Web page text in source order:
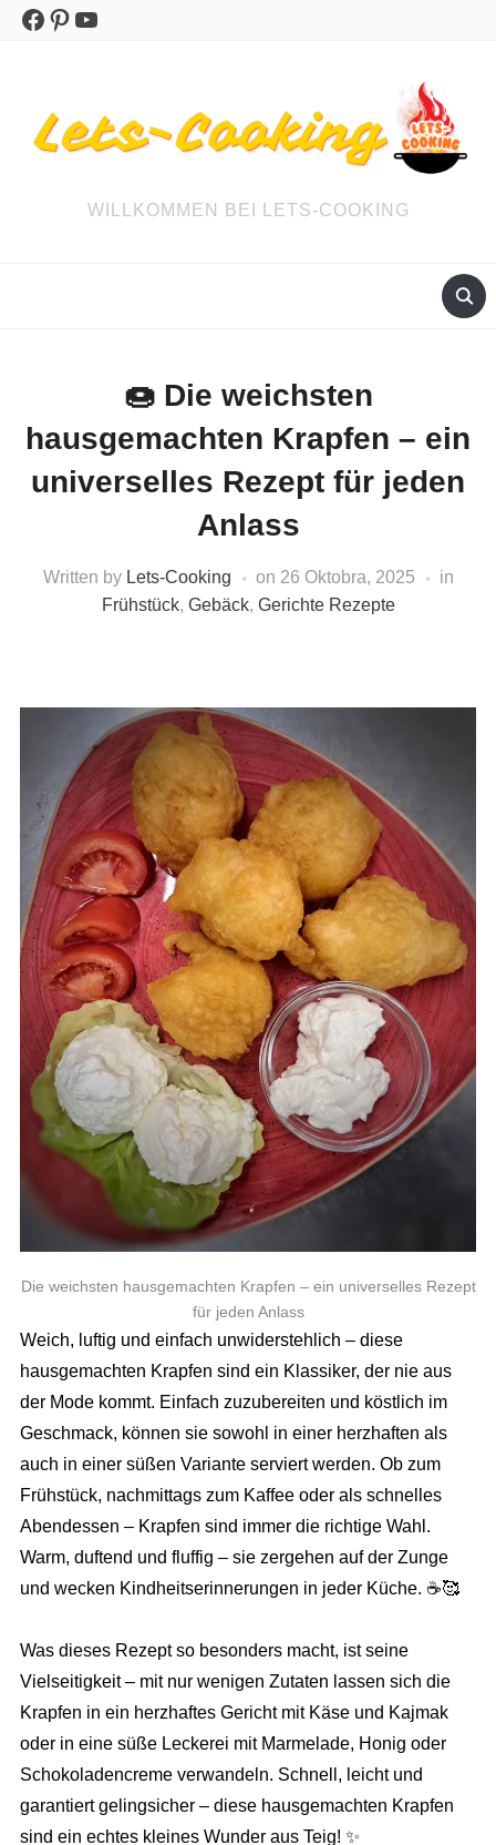
Facebook
Pinterest
YouTube
WILLKOMMEN BEI LETS-COOKING
🍩 Die weichsten
hausgemachten Krapfen – ein
universelles Rezept für jeden
Anlass
Written by Lets-Cooking on 26 Oktobra, 2025
in
Frühstück, Gebäck, Gerichte Rezepte
Die weichsten hausgemachten Krapfen – ein universelles Rezept
für jeden Anlass
Weich, luftig und einfach unwiderstehlich – diese
hausgemachten Krapfen sind ein Klassiker, der nie aus
der Mode kommt. Einfach zuzubereiten und köstlich im
Geschmack, können sie sowohl in einer herzhaften als
auch in einer süßen Variante serviert werden. Ob zum
Frühstück, nachmittags zum Kaffee oder als schnelles
Abendessen – Krapfen sind immer die richtige Wahl.
Warm, duftend und fluffig – sie zergehen auf der Zunge
und wecken Kindheitserinnerungen in jeder Küche. ☕🥰
Was dieses Rezept so besonders macht, ist seine
Vielseitigkeit – mit nur wenigen Zutaten lassen sich die
Krapfen in ein herzhaftes Gericht mit Käse und Kajmak
oder in eine süße Leckerei mit Marmelade, Honig oder
Schokoladencreme verwandeln. Schnell, leicht und
garantiert gelingsicher – diese hausgemachten Krapfen
sind ein echtes kleines Wunder aus Teig! ✨